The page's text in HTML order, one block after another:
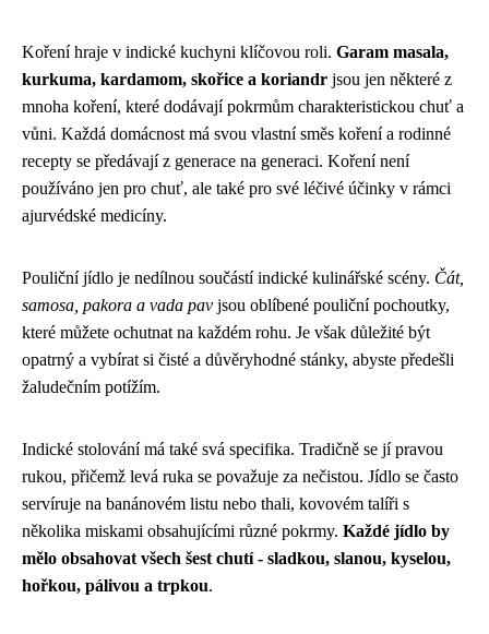
Koření hraje v indické kuchyni klíčovou roli. Garam masala,
kurkuma, kardamom, skořice a koriandr jsou jen některé z
mnoha koření, které dodávají pokrmům charakteristickou chuť a
vůni. Každá domácnost má svou vlastní směs koření a rodinné
recepty se předávají z generace na generaci. Koření není
používáno jen pro chuť, ale také pro své léčivé účinky v rámci
ajurvédské medicíny.
Pouliční jídlo je nedílnou součástí indické kulinářské scény. Čát,
samosa, pakora a vada pav jsou oblíbené pouliční pochoutky,
které můžete ochutnat na každém rohu. Je však důležité být
opatrný a vybírat si čisté a důvěryhodné stánky, abyste předešli
žaludečním potížím.
Indické stolování má také svá specifika. Tradičně se jí pravou
rukou, přičemž levá ruka se považuje za nečistou. Jídlo se často
servíruje na banánovém listu nebo thali, kovovém talíři s
několika miskami obsahujícími různé pokrmy. Každé jídlo by
mělo obsahovat všech šest chutí - sladkou, slanou, kyselou,
hořkou, pálivou a trpkou.